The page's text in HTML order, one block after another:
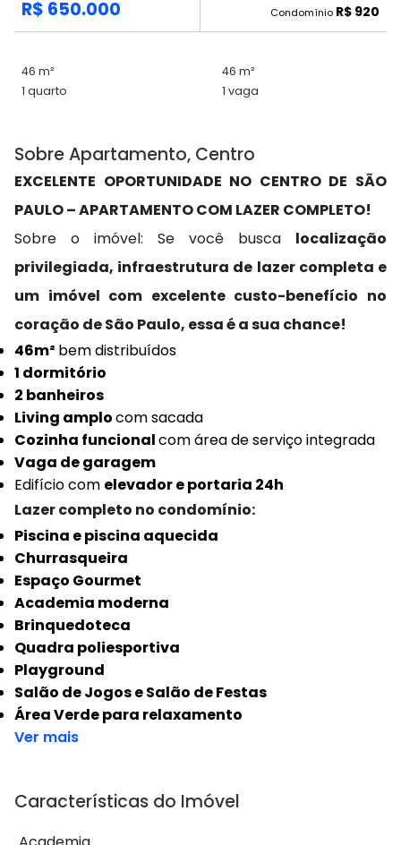
R$ 650.000 Condomínio R$ 920
46 m²
46 m²
1 quarto
1 vaga
Sobre Apartamento, Centro
EXCELENTE OPORTUNIDADE NO CENTRO DE SÃO
PAULO – APARTAMENTO COM LAZER COMPLETO!
Sobre o imóvel: Se você busca localização
privilegiada, infraestrutura de lazer completa e
um imóvel com excelente custo-benefício no
coração de São Paulo, essa é a sua chance!
46m² bem distribuídos
1 dormitório
2 banheiros
Living amplocom sacada
Cozinha funcionalcom área de serviço integrada
Vaga de garagem
Edifício com elevador e portaria 24h
Lazer completo no condomínio:
Piscina e piscina aquecida
Churrasqueira
Espaço Gourmet
Academia moderna
Brinquedoteca
Quadra poliesportiva
Playground
Salão de Jogos e Salão de Festas
Área Verde para relaxamento
Ver mais
Características do Imóvel